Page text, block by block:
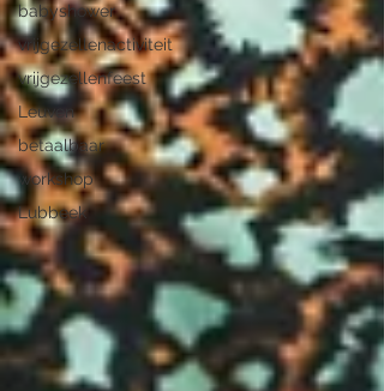
babyshower
vrijgezellenactiviteit
vrijgezellenfeest
Leuven
betaalbaar
workshop
Lubbeek